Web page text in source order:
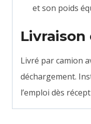
et son poids
Livré par camion
déchargement.
l’emploi dès